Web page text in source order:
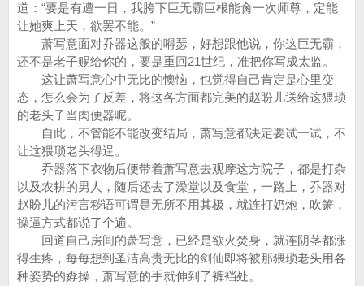
道：“要是有遭一日，我胯下巨无霸巨根能肏一次师尊，定能
让她爽上天，欲罢不能。”
萧写意面对乔器这般的嘚瑟，好想跟他说，你这巨无霸，
还不是老子赐给你的，要是重回21世纪，准把你写成太监。
这让萧写意心中无比的懊恼，也觉得自己肯定是心里变
态，怎么会为了反差，将这各方面都完美的赵盼儿送给这猥琐
的老头子当肉便器呢。
自此，不管能不能改变结局，萧写意都决定要试一试，不
让这猥琐老头得逞。
乔器落下衣物后便带着萧写意去观摩这方院子，都是打杂
以及农耕的男人，随后还去了澡堂以及食堂，一路上，乔器对
赵盼儿的污言秽语可谓是无所不用其极，就连打奶炮，吹箫，
操逼方式都说了个遍。
回道自己房间的萧写意，已经是欲火焚身，就连阴茎都涨
得生疼，每每想到圣洁高贵无比的剑仙即将被那猥琐老头用各
种姿势的孬操，萧写意的手就伸到了裤裆处。